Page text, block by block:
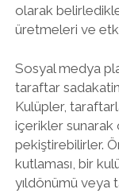
olarak
üretmeleri ve
Sosyal medya
taraftar
Kulüpler,
içerikler sunarak
pekiştirebilirler.
kutlaması, bir
yıldönümü veya